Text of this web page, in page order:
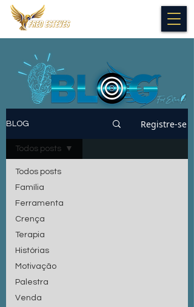
BLOG Registre-se
Todos posts
Família
Ferramenta
Crença
Terapia
Histórias
Motivação
Palestra
Venda
Todos posts